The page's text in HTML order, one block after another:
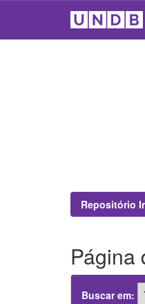
Repositório
Página
Buscar em: